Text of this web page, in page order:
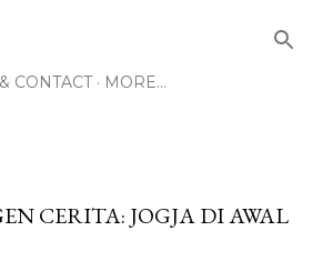
CONTACT MORE…
CERITA: JOGJA DI AWAL